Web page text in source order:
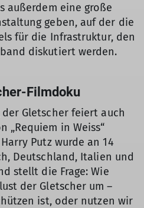
außerdem eine große
geben, auf der die
für die Infrastruktur, den
diskutiert werden.
Filmdoku
der Gletscher feiert auch
„Requiem in Weiss“
Putz wurde an 14
Deutschland, Italien und
stellt die Frage: Wie
der Gletscher um –
ist, oder nutzen wir